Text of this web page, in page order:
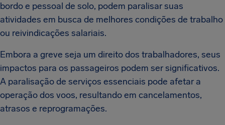
bordo e pessoal de solo, podem paralisar suas
atividades em busca de melhores condições de trabalho
ou reivindicações salariais.
Embora a greve seja um direito dos trabalhadores, seus
impactos para os passageiros podem ser significativos.
A paralisação de serviços essenciais pode afetar a
operação dos voos, resultando em cancelamentos,
atrasos e reprogramações.